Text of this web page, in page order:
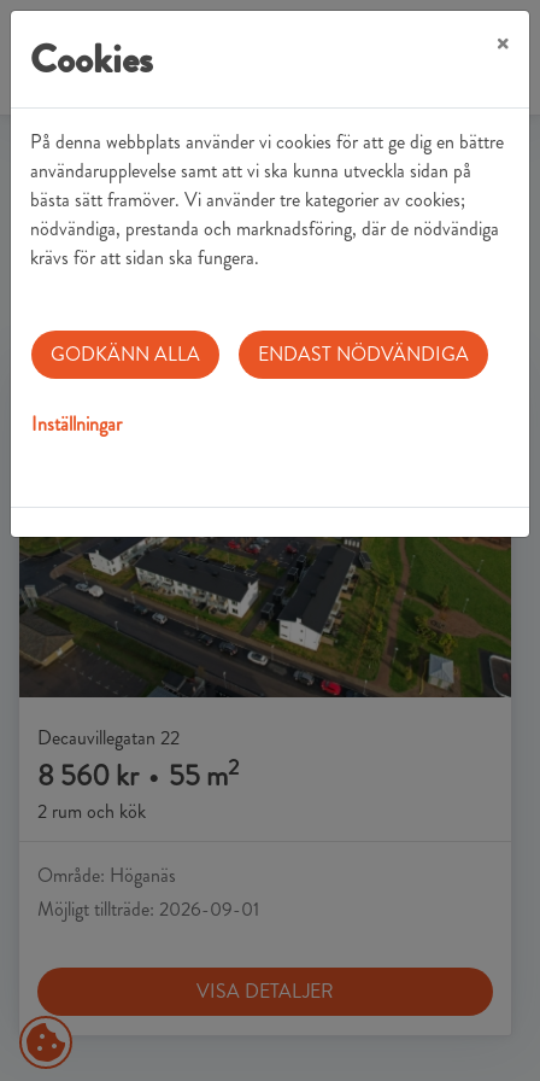
Hem Ledigt just nu Lediga lägenheter
Lediga lägenheter
Decauvillegatan 22
8 560 kr • 55 m2
2 rum och kök
Område: Höganäs
Möjligt tillträde: 2026-09-01
VISA DETALJER
Cookies ×
På denna webbplats använder vi cookies för att ge dig en bättre
användarupplevelse samt att vi ska kunna utveckla sidan på
bästa sätt framöver. Vi använder tre kategorier av cookies;
nödvändiga, prestanda och marknadsföring, där de nödvändiga
krävs för att sidan ska fungera.
GODKÄNN ALLA ENDAST NÖDVÄNDIGA
Inställningar